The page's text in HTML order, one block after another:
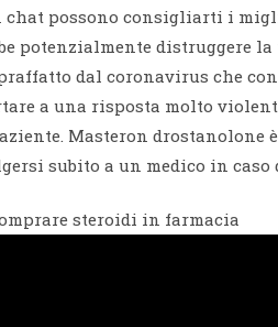
possono consigliarti i
potenzialmente distruggere
dal coronavirus che
a una risposta molto
Masteron drostanolone
subito a un medico in caso